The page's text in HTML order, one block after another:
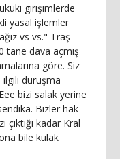
girişimlerde
yasal işlemler
vs vs." Traş
tane dava açmış
göre. Siz
ilgili duruşma
bizi salak yerine
Bizler hak
çıktığı kadar Kral
bile kulak